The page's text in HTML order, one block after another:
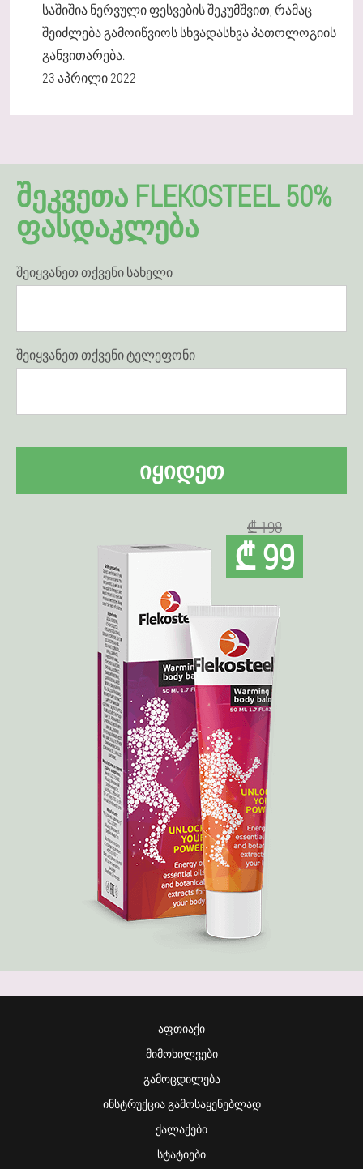
საშიშია ნერვული ფესვების შეკუმშვით, რამაც
შეიძლება გამოიწვიოს სხვადასხვა პათოლოგიის
განვითარება.
23 აპრილი 2022
ᲨᲔᲙᲕᲔᲗᲐ FLEKOSTEEL 50%
ᲤᲐᲡᲓᲐᲙᲚᲔᲑᲐ
შეიყვანეთ თქვენი სახელი
შეიყვანეთ თქვენი ტელეფონი
ᲘᲧᲘᲓᲔᲗ
₾ 198
₾ 99
ᲐᲤᲗᲘᲐᲥᲘ
ᲛᲘᲛᲝᲮᲘᲚᲕᲔᲑᲘ
ᲒᲐᲛᲝᲪᲓᲘᲚᲔᲑᲐ
ᲘᲜᲡᲢᲠᲣᲥᲪᲘᲐ ᲒᲐᲛᲝᲡᲐᲧᲔᲜᲔᲑᲚᲐᲓ
ᲥᲐᲚᲐᲥᲔᲑᲘ
ᲡᲢᲐᲢᲘᲔᲑᲘ